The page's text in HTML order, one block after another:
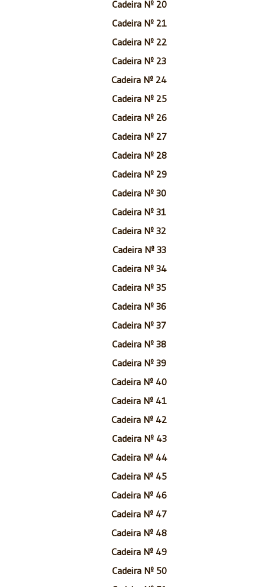
Cadeira Nº 20
Cadeira Nº 21
Cadeira Nº 22
Cadeira Nº 23
Cadeira Nº 24
Cadeira Nº 25
Cadeira Nº 26
Cadeira Nº 27
Cadeira Nº 28
Cadeira Nº 29
Cadeira Nº 30
Cadeira Nº 31
Cadeira Nº 32
Cadeira Nº 33
Cadeira Nº 34
Cadeira Nº 35
Cadeira Nº 36
Cadeira Nº 37
Cadeira Nº 38
Cadeira Nº 39
Cadeira Nº 40
Cadeira Nº 41
Cadeira Nº 42
Cadeira Nº 43
Cadeira Nº 44
Cadeira Nº 45
Cadeira Nº 46
Cadeira Nº 47
Cadeira Nº 48
Cadeira Nº 49
Cadeira Nº 50